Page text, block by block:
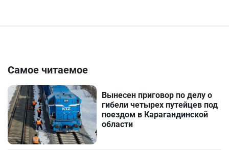
Самое читаемое
Вынесен приговор по делу о
гибели четырех путейцев под
поездом в Карагандинской
области